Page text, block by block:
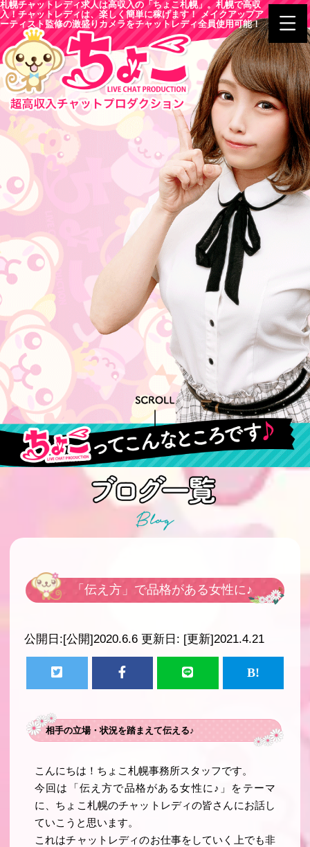
札幌チャットレディ求人は高収入の「ちょこ札幌」。札幌で高収
入！チャットレディは、楽しく簡単に稼げます！ メイクアップア
ーティスト監修の激盛りカメラをチャットレディ全員使用可能！
「伝え方」で品格がある女性に♪
公開日:[公開]2020.6.6 更新日: [更新]2021.4.21
相手の立場・状況を踏まえて伝える♪
こんにちは！ちょこ札幌事務所スタッフです。
今回は「伝え方で品格がある女性に♪」をテーマ
に、ちょこ札幌のチャットレディの皆さんにお話し
ていこうと思います。
これはチャットレディのお仕事をしていく上でも非